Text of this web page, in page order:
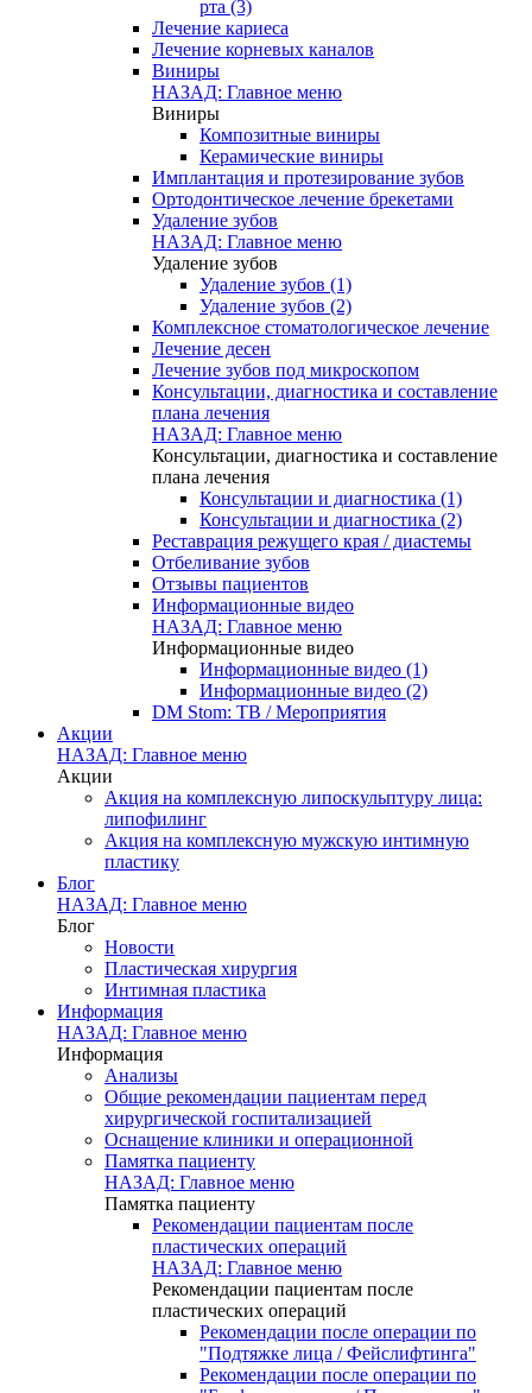
рта (3)
Лечение кариеса
Лечение корневых каналов
Виниры
НАЗАД: Главное меню
Виниры
Композитные виниры
Керамические виниры
Имплантация и протезирование зубов
Ортодонтическое лечение брекетами
Удаление зубов
НАЗАД: Главное меню
Удаление зубов
Удаление зубов (1)
Удаление зубов (2)
Комплексное стоматологическое лечение
Лечение десен
Лечение зубов под микроскопом
Консультации, диагностика и составление
плана лечения
НАЗАД: Главное меню
Консультации, диагностика и составление
плана лечения
Консультации и диагностика (1)
Консультации и диагностика (2)
Реставрация режущего края / диастемы
Отбеливание зубов
Отзывы пациентов
Информационные видео
НАЗАД: Главное меню
Информационные видео
Информационные видео (1)
Информационные видео (2)
DM Stom: ТВ / Мероприятия
Акции
НАЗАД: Главное меню
Акции
Акция на комплексную липоскульптуру лица:
липофилинг
Акция на комплексную мужскую интимную
пластику
Блог
НАЗАД: Главное меню
Блог
Новости
Пластическая хирургия
Интимная пластика
Информация
НАЗАД: Главное меню
Информация
Анализы
Общие рекомендации пациентам перед
хирургической госпитализацией
Оснащение клиники и операционной
Памятка пациенту
НАЗАД: Главное меню
Памятка пациенту
Рекомендации пациентам после
пластических операций
НАЗАД: Главное меню
Рекомендации пациентам после
пластических операций
Рекомендации после операции по
"Подтяжке лица / Фейслифтинга"
Рекомендации после операции по